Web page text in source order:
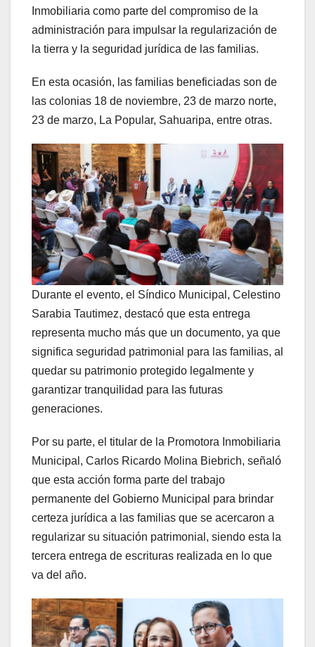
Inmobiliaria como parte del compromiso de la
administración para impulsar la regularización de
la tierra y la seguridad jurídica de las familias.
En esta ocasión, las familias beneficiadas son de
las colonias 18 de noviembre, 23 de marzo norte,
23 de marzo, La Popular, Sahuaripa, entre otras.
Durante el evento, el Síndico Municipal, Celestino
Sarabia Tautimez, destacó que esta entrega
representa mucho más que un documento, ya que
significa seguridad patrimonial para las familias, al
quedar su patrimonio protegido legalmente y
garantizar tranquilidad para las futuras
generaciones.
Por su parte, el titular de la Promotora Inmobiliaria
Municipal, Carlos Ricardo Molina Biebrich, señaló
que esta acción forma parte del trabajo
permanente del Gobierno Municipal para brindar
certeza jurídica a las familias que se acercaron a
regularizar su situación patrimonial, siendo esta la
tercera entrega de escrituras realizada en lo que
va del año.